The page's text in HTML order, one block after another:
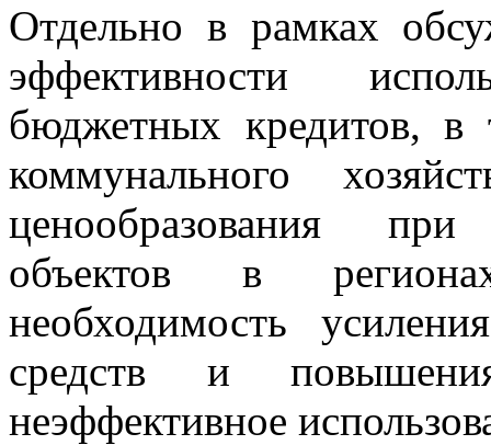
Отдельно в рамках
эффективности
бюджетных кредитов,
коммунального
ценообразования при
объектов в
необходимость
средств и
неэффективное